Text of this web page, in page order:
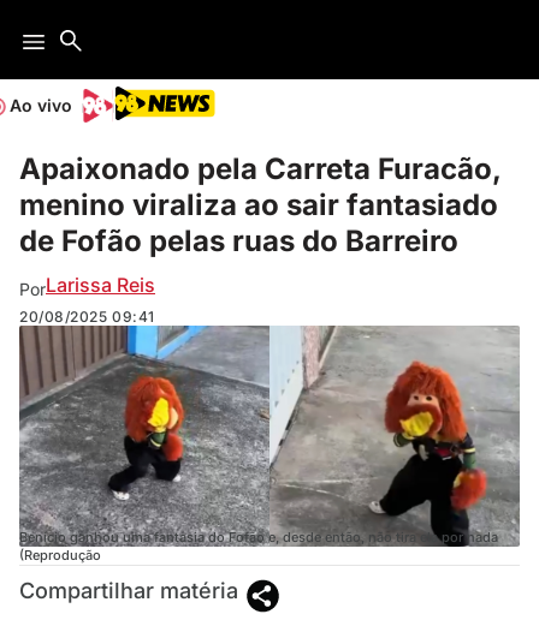
Ao vivo
Apaixonado pela Carreta Furacão,
menino viraliza ao sair fantasiado
de Fofão pelas ruas do Barreiro
PorLarissa Reis
20/08/2025 09:41
Benício ganhou uma fantasia do Fofão e, desde então, não tira ela por nada
(Reprodução
Compartilhar matéria